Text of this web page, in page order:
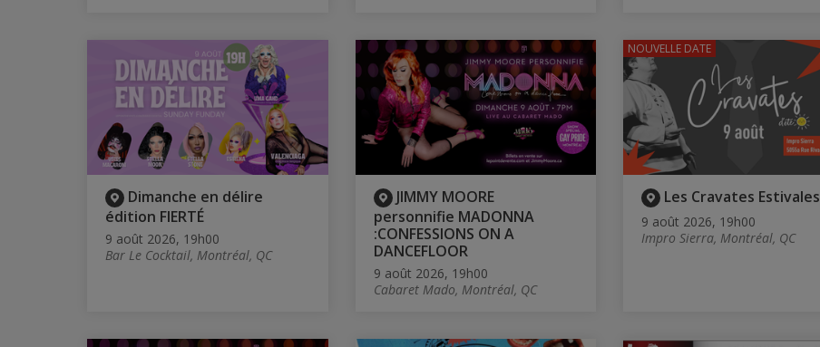
Dimanche en délire
édition FIERTÉ
9 août 2026, 19h00
Bar Le Cocktail, Montréal, QC
JIMMY MOORE
personnifie MADONNA
:CONFESSIONS ON A
DANCEFLOOR
9 août 2026, 19h00
Cabaret Mado, Montréal, QC
Les Cravates Estivales
9 août 2026, 19h00
Impro Sierra, Montréal, QC
NOUVELLE DATE